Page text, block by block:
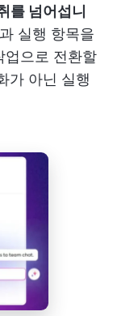
를 넘어섭니
실행 항목을
업으로 전환할
가 아닌 실행